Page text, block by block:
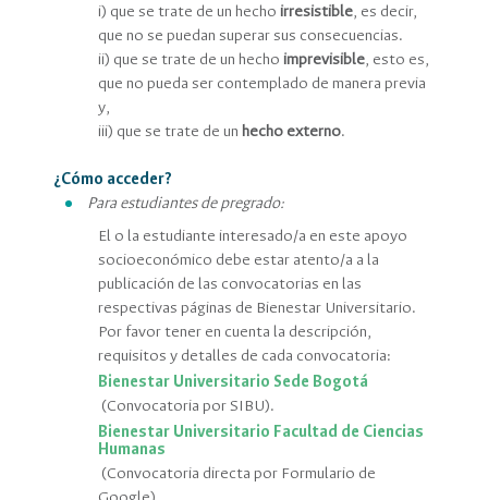
i) que se trate de un hecho irresistible, es decir,
que no se puedan superar sus consecuencias.
ii) que se trate de un hecho imprevisible, esto es,
que no pueda ser contemplado de manera previa
y,
iii) que se trate de un hecho externo.
¿Cómo acceder?
Para estudiantes de pregrado:
El o la estudiante interesado/a en este apoyo
socioeconómico debe estar atento/a a la
publicación de las convocatorias en las
respectivas páginas de Bienestar Universitario.
Por favor tener en cuenta la descripción,
requisitos y detalles de cada convocatoria:
Bienestar Universitario Sede Bogotá
(Convocatoria por SIBU).
Bienestar Universitario Facultad de Ciencias
Humanas
(Convocatoria directa por Formulario de